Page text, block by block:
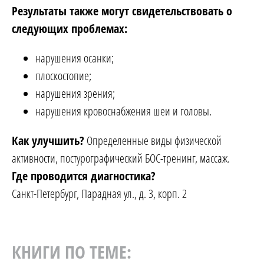
Результаты также могут свидетельствовать о
следующих проблемах:
нарушения осанки;
плоскостопие;
нарушения зрения;
нарушения кровоснабжения шеи и головы.
Как улучшить? Определенные виды физической
активности, постурографический БОС-тренинг, массаж.
Где проводится диагностика?
Санкт-Петербург, Парадная ул., д. 3, корп. 2
КНИГИ ПО ТЕМЕ: